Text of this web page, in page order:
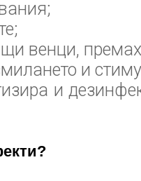
венци,
и
и